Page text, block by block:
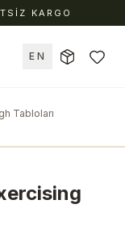
KARGO
EN
Tabloları